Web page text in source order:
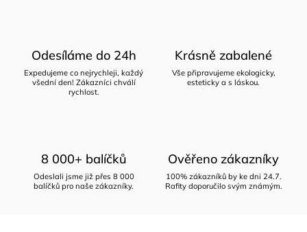
Odesíláme do 24h
Expedujeme co nejrychleji, každý
všední den! Zákazníci chválí
rychlost.
Krásně zabalené
Vše připravujeme ekologicky,
esteticky a s láskou.
8 000+ balíčků
Odeslali jsme již přes 8 000
balíčků pro naše zákazníky.
Ověřeno zákazníky
100% zákazníků by ke dni 24.7.
Rafity doporučilo svým známým.